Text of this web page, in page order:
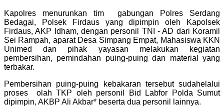
Kapolres menurunkan tim gabungan Polres Serdang
Bedagai, Polsek Firdaus yang dipimpin oleh Kapolsek
Firdaus, AKP Idham, dengan personil TNI - AD dari Koramil
Sei Rampah, aparat Desa Simpang Empat, Mahasiswa KKN
Unimed dan pihak yayasan melakukan kegiatan
pembersihan, pemindahan puing-puing dan material yang
terbakar.
Pembersihan puing-puing kebakaran tersebut sudahelalui
proses olah TKP oleh personil Bid Labfor Polda Sumut
dipimpin, AKBP Ali Akbar* beserta dua personil lainnya.